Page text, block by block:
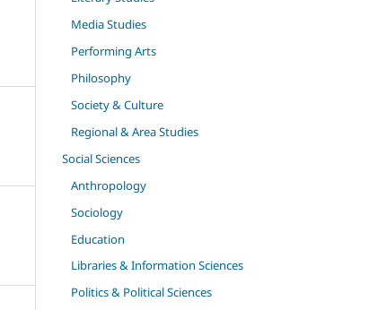
Media Studies
Performing Arts
Philosophy
Society & Culture
Regional & Area Studies
Social Sciences
Anthropology
Sociology
Education
Libraries & Information Sciences
Politics & Political Sciences